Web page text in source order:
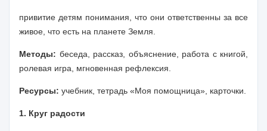
привитие детям понимания, что они ответственны за все
живое, что есть на планете Земля.
Методы: беседа, рассказ, объяснение, работа с книгой,
ролевая игра, мгновенная рефлексия.
Ресурсы: учебник, тетрадь «Моя помощни­ца», карточки.
1. Круг радости